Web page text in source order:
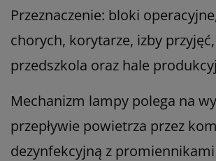
Przeznaczenie: bloki
chorych, korytarze, izby przyjęć,
przedszkola oraz hale
Mechanizm lampy polega na
przepływie powietrza przez
dezynfekcyjną z promiennikami